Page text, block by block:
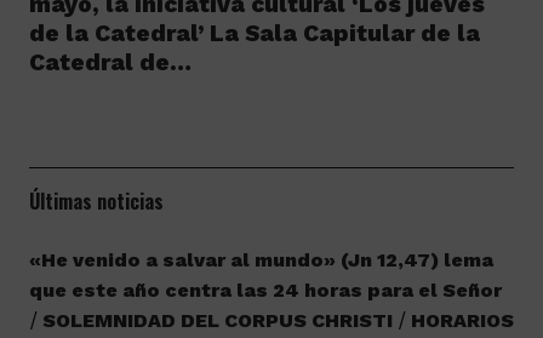
de la Catedral’ La Sala Capitular de la
Catedral de…
Últimas noticias
«He venido a salvar al mundo» (Jn 12,47) lema
que este año centra las 24 horas para el Señor
SOLEMNIDAD DEL CORPUS CHRISTI
HORARIOS